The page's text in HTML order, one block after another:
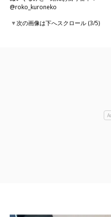
@roko_kuroneko
▼次の画像は下へスクロール (3/5)